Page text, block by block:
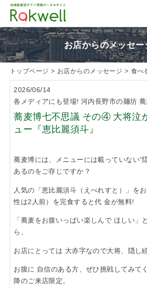
トップページ
お店を探す
クーポン情報
おすすめガイド
「らくうぇる。」は⼤阪 南河内の地域密
が満載！
お店からのメッセー
トップページ > お店からのメッセージ > 食べ
2026/06/14
各メディアにも登場! 河内長野市の麺坊
蕎麦博七不思議 その④ 大将泣
ュー『恵比麗須斗』
蕎麦博には、メニューには載っていない“
あるのをご存じですか？
人気の「恵比麗須斗（えべれすと）」を
性は2人前）を完食すると代 金が無料!
「蕎麦をお腹いっぱい楽しんで ほしい」
ら、
お店にとっては 大赤字なので大将、隠し
お腹に 自信のある方、ぜひ挑戦してみて
降のご来店限定。